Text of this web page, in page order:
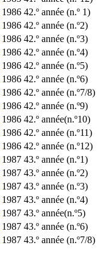
1986 42.º année (n.º 1)
1986 42.º année (n.º2)
1986 42.º année (n.º3)
1986 42.º année (n.º4)
1986 42.º année (n.º5)
1986 42.º année (n.º6)
1986 42.º année (n.º7/8)
1986 42.º année (n.º9)
1986 42.º année(n.º10)
1986 42.º année (n.º11)
1986 42.º année (n.º12)
1987 43.º année (n.º1)
1987 43.º année (n.º2)
1987 43.º année (n.º3)
1987 43.º année (n.º4)
1987 43.º année(n.º5)
1987 43.º année (n.º6)
1987 43.º année (n.º7/8)